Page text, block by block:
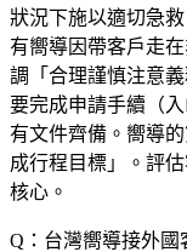
狀況下施以適切急
有嚮導因帶客戶走
調「合理謹慎注意義
要完成申請手續（
有文件齊備。嚮導
成行程目標」。評
核心。
Q：台灣嚮導接外國